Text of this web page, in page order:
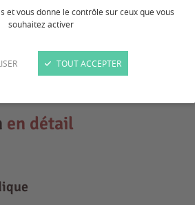
et vous donne le contrôle sur ceux que vous
souhaitez activer
TOUT ACCEPTER
le permis et connaissant
de connaître nos 2
en détail